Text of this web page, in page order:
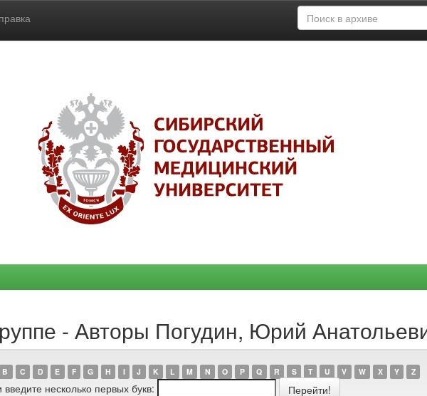
- Авторы Погудин, Юрий
B C D E F G H I J K L M N O P Q R S T U V W X Y Z
введите несколько первых букв: